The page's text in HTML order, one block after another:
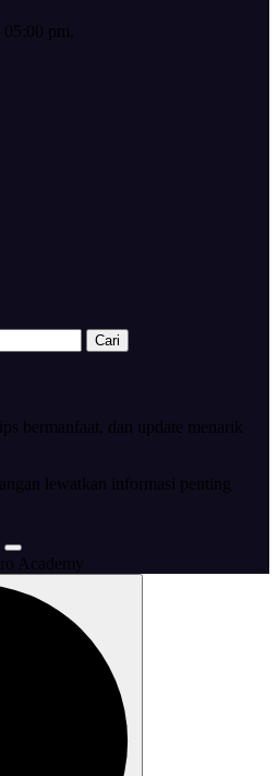
pm,
bermanfaat, dan update menarik
lewatkan informasi penting
Academy